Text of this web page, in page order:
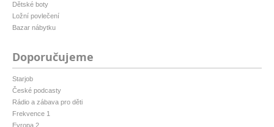
Dětské boty
Ložní povlečení
Bazar nábytku
Doporučujeme
Starjob
České podcasty
Rádio a zábava pro děti
Frekvence 1
Evropa 2